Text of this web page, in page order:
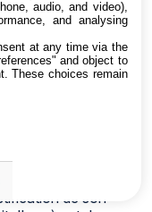
par
à ses
pour la gestion
l’utilisateur à un
et Libertés" n°78-
par la loi
de son
audio, and video),
and analysing
at any time via the
and object to
These choices remain